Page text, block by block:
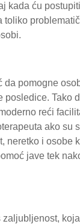
kada ću
toliko
da pomogne
Tako
reći
ako su
neretko i osobe
jave tek